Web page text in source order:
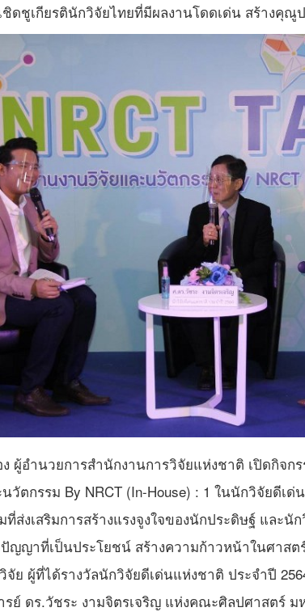
ชิดชูเกียรตินักวิจัยไทยที่มีผลงานโดดเด่น สร้างคุ
ผู้อำนวยการสำนักงานการวิจัยแห่งชาติ เปิดกิจกร
วัตกรรม By NRCT (In-House) : 1 ในนักวิจัยดีเ
ที่ส่งเสริมการสร้างแรงจูงใจของนักประดิษฐ์ และ
ญญาที่เป็นประโยชน์ สร้างความก้าวหน้าในศาส
จัย ผู้ที่ได้รางวัลนักวิจัยดีเด่นแห่งชาติ ประจำปี
ย์ ดร.วัชระ งามจิตรเจริญ แห่งคณะศิลปศาสตร์